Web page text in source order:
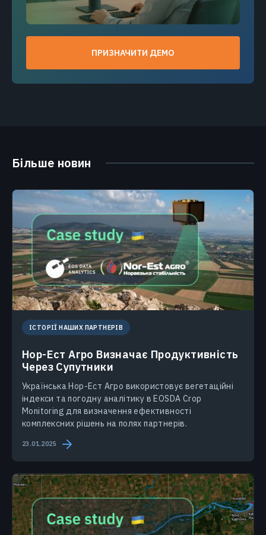
ПРИЗНАЧИТИ ДЕМО
Більше новин
ІСТОРІЇ НАШИХ ПАРТНЕРІВ
Нор-Ест Агро Визначає Продуктивність
Через Супутники
Українська Нор-Ест Агро використовує вегетаційні
індекси та погодну аналітику в EOSDA Crop
Monitoring для визначення ефективності
комплексних рішень на полях партнерів.
23.01.2025